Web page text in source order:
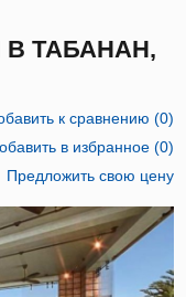
ТАБАНАН,
к сравнению (0)
в избранное(0)
Предложить свою цену